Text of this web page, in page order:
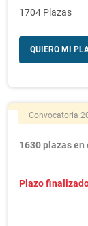
1704 Plazas
QUIERO MI
Convocatoria
1630 plazas en
Plazo